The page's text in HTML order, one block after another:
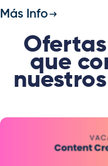
Más Info
que